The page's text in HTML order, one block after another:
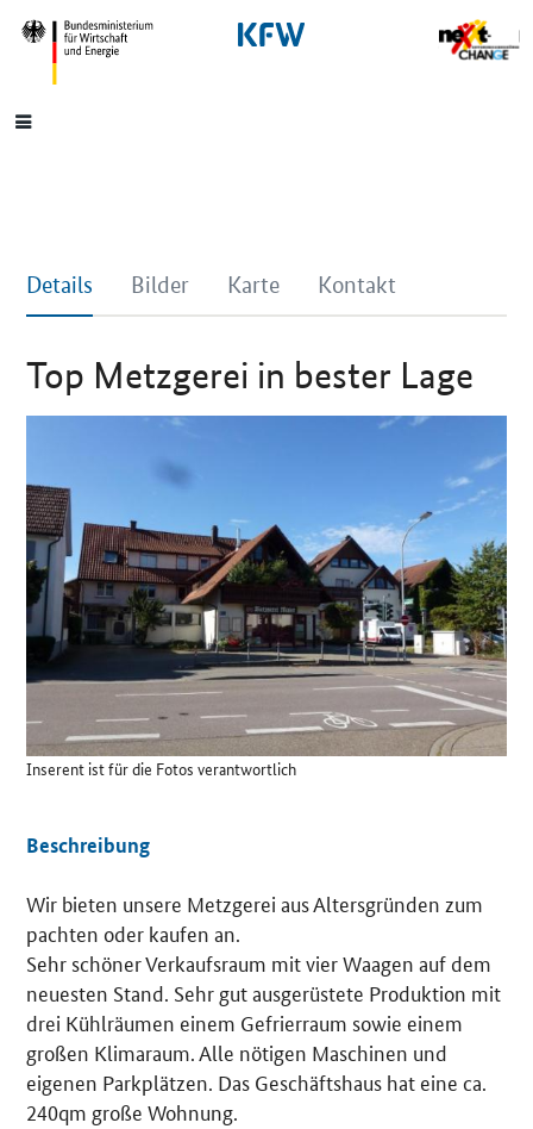
SrOnlyNavigation
Hauptmenü
Details Bilder Karte Kontakt
Top Metzgerei in bester Lage
Details
Inserent ist für die Fotos verantwortlich
Beschreibung
Wir bieten unsere Metzgerei aus Altersgründen zum
pachten oder kaufen an.
Sehr schöner Verkaufsraum mit vier Waagen auf dem
neuesten Stand. Sehr gut ausgerüstete Produktion mit
drei Kühlräumen einem Gefrierraum sowie einem
großen Klimaraum. Alle nötigen Maschinen und
eigenen Parkplätzen. Das Geschäftshaus hat eine ca.
240qm große Wohnung.